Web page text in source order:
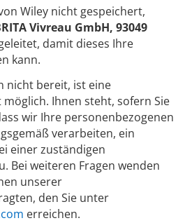
Wiley nicht gespeichert,
Vivreau GmbH, 93049
damit dieses Ihre
kann.
nicht bereit, ist eine
Ihnen steht, sofern Sie
wir Ihre personenbezogenen
verarbeiten, ein
einer zuständigen
Bei weiteren Fragen wenden
unserer
den Sie unter
erreichen.